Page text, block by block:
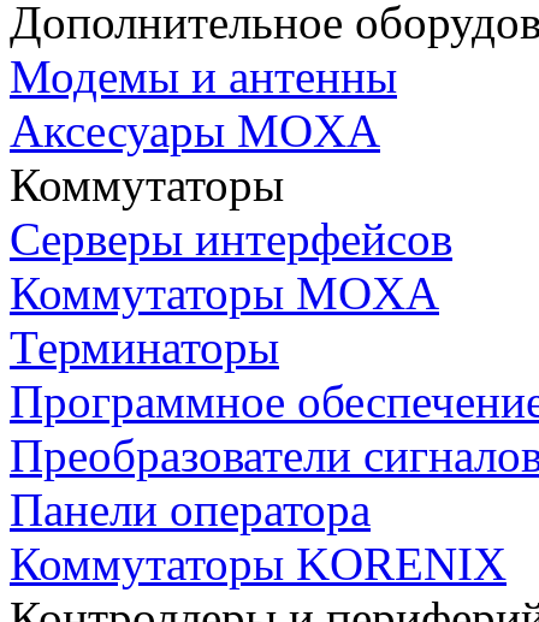
Дополнительное
Модемы и антенны
Аксесуары MOXA
Коммутаторы
Серверы интерфейсов
Коммутаторы MOXA
Терминаторы
Программное
Преобразователи
Панели оператора
Коммутаторы KORENIX